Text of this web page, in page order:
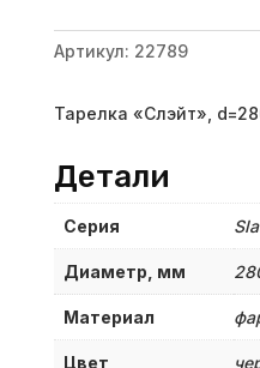
Артикул: 22789
Тарелка «Слэйт»,
Детали
Серия
Диаметр, мм
Материал
Цвет